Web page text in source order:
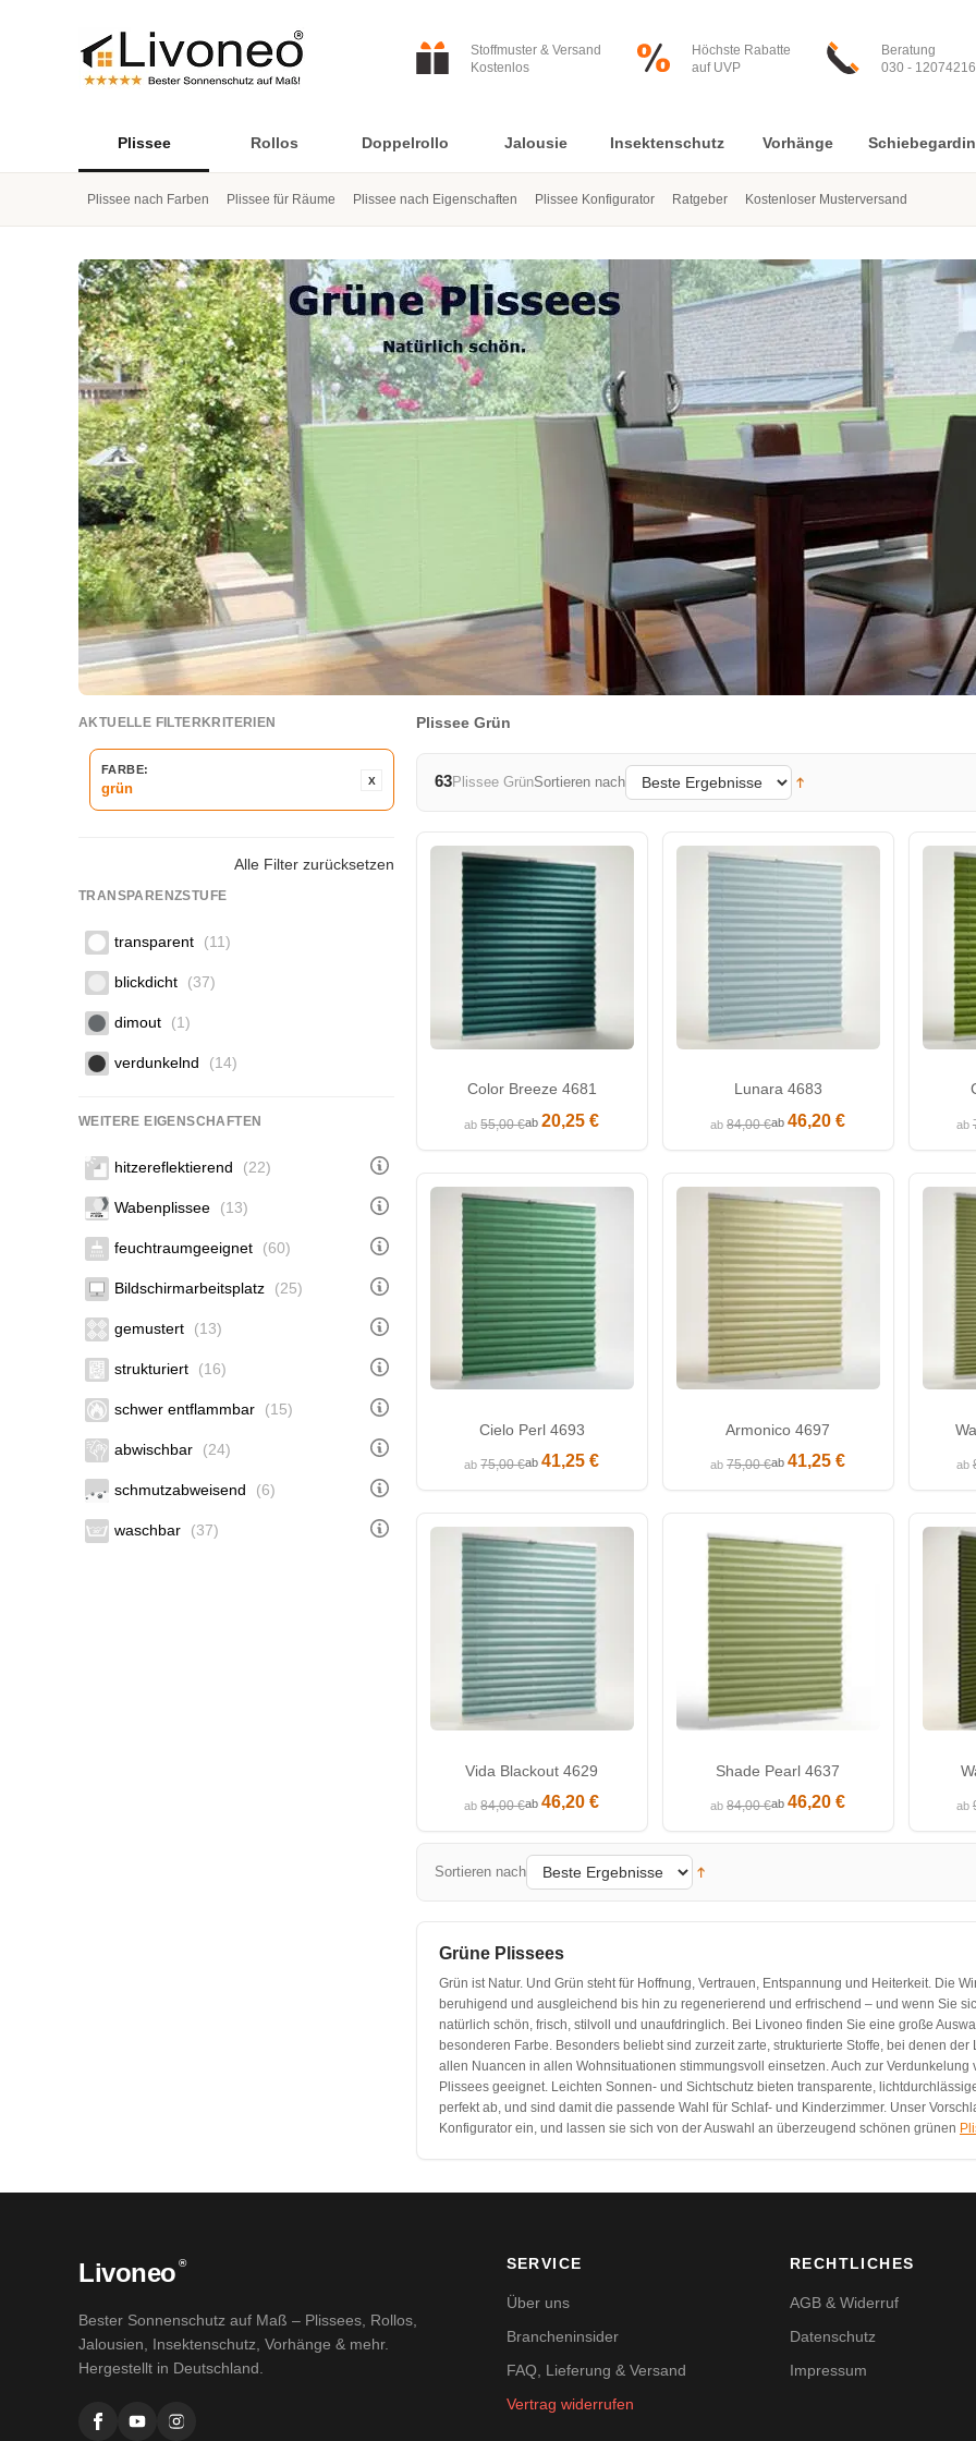
Stoffmuster & Versand
Kostenlos
Höchste Rabatte
auf UVP
Beratung
030 - 12074216
Plissee
Plissee nach Farben Plissee für Räume Plissee nach Eigenschaften Plissee Konfigurator Ratgeber Kostenloser Musterversand
Rollos Doppelrollo Jalousie Insektenschutz Vorhänge
AKTUELLE FILTERKRITERIEN
FARBE:
grün
Alle Filter zurücksetzen
TRANSPARENZSTUFE
transparent (11)
blickdicht (37)
dimout (1)
verdunkelnd (14)
WEITERE EIGENSCHAFTEN
hitzereflektierend (22)
Wabenplissee (13)
feuchtraumgeeignet (60)
Bildschirmarbeitsplatz (25)
gemustert (13)
strukturiert (16)
schwer entflammbar (15)
abwischbar (24)
schmutzabweisend (6)
waschbar (37)
Plissee Grün
63Plissee GrünSortieren nach
Color Breeze 4681
ab55,00 €ab20,25 €
Lunara 4683
ab84,00 €ab46,20 € ab
Cielo Perl 4693
ab75,00 €ab41,25 €
Armonico 4697
ab75,00 €ab41,25 € ab
Vida Blackout 4629
ab84,00 €ab46,20 €
Shade Pearl 4637
ab84,00 €ab46,20 € ab
Sortieren nach
Grüne Plissees
Grün ist Natur. Und Grün steht für Hoffnung, Vertrauen, Entspannung und Heiterkeit. Die
beruhigend und ausgleichend bis hin zu regenerierend und erfrischend – und wenn Sie
natürlich schön, frisch, stilvoll und unaufdringlich. Bei Livoneo finden Sie eine große
besonderen Farbe. Besonders beliebt sind zurzeit zarte, strukturierte Stoffe, bei denen
allen Nuancen in allen Wohnsituationen stimmungsvoll einsetzen. Auch zur
Plissees geeignet. Leichten Sonnen- und Sichtschutz bieten transparente,
perfekt ab, und sind damit die passende Wahl für Schlaf- und Kinderzimmer. Unser
Konfigurator ein, und lassen sie sich von der Auswahl an überzeugend schönen grünen
Livoneo ®
Bester Sonnenschutz auf Maß – Plissees, Rollos,
Jalousien, Insektenschutz, Vorhänge & mehr.
Hergestellt in Deutschland.
SERVICE
Über uns
Brancheninsider
FAQ, Lieferung & Versand
Vertrag widerrufen
RECHTLICHES
AGB & Widerruf
Datenschutz
Impressum